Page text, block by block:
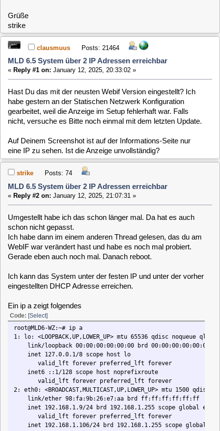
MLD 6.5 System über 2 IP Adressen erreichbar
«Reply #1 on:
Hast Du das mit der neusten Webif Version eingestellt? Ich
habe gestern an der Statischen Netzwerk Konfiguration
nicht, versuche es Bitte noch einmal mit dem letzten Update.
Auf Deinem Screenshot ist auf der Informations-Seite nur
strike Posts: 74
MLD 6.5 System über 2 IP Adressen erreichbar
«Reply #2 on:January 12, 2025, 21:07:31 »
Umgestellt habe ich das schon länger mal. Da hat es auch
schon nicht gepasst.
Ich habe dann im einem anderen Thread gelesen, das du am
WebIF war verändert hast und habe es noch mal probiert.
Gerade eben auch noch mal. Danach reboot.
Ich kann das System unter der festen IP und unter der vorher
eingestellten DHCP Adresse erreichen.
Ein ip a zeigt folgendes
Code:
[Select]
root@MLD6-WZ:~# ip a
1: lo: <LOOPBACK,UP,LOWER_UP> mtu 65536 qdisc noqueue qlen 1000
link/loopback 00:00:00:00:00:00 brd 00:00:00:00:00:00
inet 127.0.0.1/8 scope host lo
valid_lft forever preferred_lft forever
2: eth0: <BROADCAST,MULTICAST,UP,LOWER_UP> mtu 1500 qdisc fq_codel qlen
valid_lft forever preferred_lft forever
inet 192.168.1.106/24 brd 192.168.1.255 scope global secondary
valid_lft 85897sec preferred_lft 85897sec
inet6 fd75:876c:4ba1:424d:9afa:9bff:fe26:e7aa/64 scope global
valid_lft 1628sec preferred_lft 1628sec
inet6 fd75:876c:4ba1:424d:865b:1b57:e2d0:226f/64 scope global
valid_lft 1628sec preferred_lft 1628sec
inet6 fe80::52c6:b4aa:7a70:2f86/64 scope link noprefixroute
valid_lft forever preferred_lft forever
3: sit0@NONE: <NOARP> mtu 1480 qdisc noop qlen 1000
link/sit 0.0.0.0 brd 0.0.0.0
clausmuus Posts: 21464
MLD 6.5 System über 2 IP Adressen erreichbar
Reply #3 on: January 12, 2025, 22:49:34 »
das ist jetzt ein wenig schwierig, denn bei mir funktioniert das
auch bei einem erneuten Test so, dass DHCP auch wirklich